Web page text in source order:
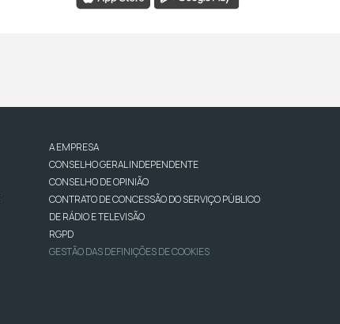
A EMPRESA
CONSELHO GERAL INDEPENDENTE
CONSELHO DE OPINIÃO
CONTRATO DE CONCESSÃO DO SERVIÇO PÚBLICO
DE RÁDIO E TELEVISÃO
RGPD
GESTÃO DAS DEFINIÇÕES DE COOKIES